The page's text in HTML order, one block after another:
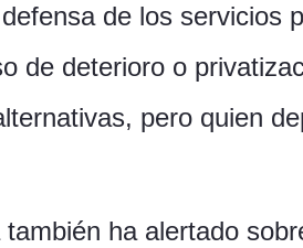
de los servicios
de deterioro o
pero quien
ha alertado